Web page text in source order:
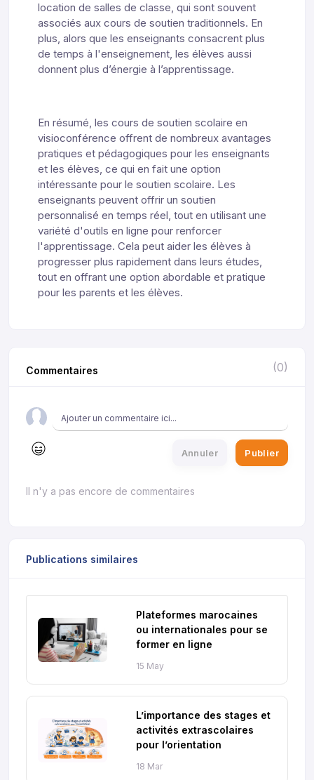
location de salles de classe, qui sont souvent
associés aux cours de soutien traditionnels. En
plus, alors que les enseignants consacrent plus
de temps à l'enseignement, les élèves aussi
donnent plus d’énergie à l’apprentissage.
En résumé, les cours de soutien scolaire en
visioconférence offrent de nombreux avantages
pratiques et pédagogiques pour les enseignants
et les élèves, ce qui en fait une option
intéressante pour le soutien scolaire. Les
enseignants peuvent offrir un soutien
personnalisé en temps réel, tout en utilisant une
variété d'outils en ligne pour renforcer
l'apprentissage. Cela peut aider les élèves à
progresser plus rapidement dans leurs études,
tout en offrant une option abordable et pratique
pour les parents et les élèves.
Commentaires (0)
Annuler Publier
Il n'y a pas encore de commentaires
Publications similaires
Plateformes marocaines
ou internationales pour se
former en ligne
15 May
L’importance des stages et
activités extrascolaires
pour l’orientation
18 Mar